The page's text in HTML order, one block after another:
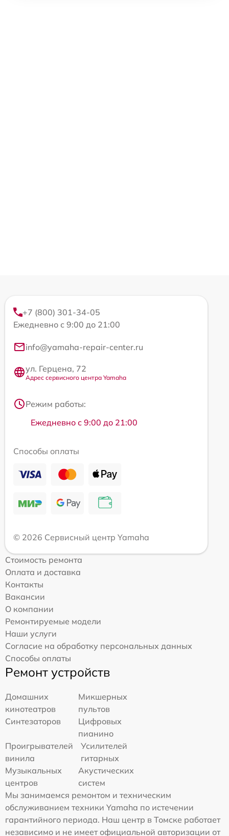
+7 (800) 301-34-05
Ежедневно с 9:00 до 21:00
info@yamaha-repair-center.ru
ул. Герцена, 72
Адрес сервисного центра Yamaha
Режим работы:
Ежедневно с 9:00 до 21:00
Способы оплаты
© 2026 Сервисный центр Yamaha
Стоимость ремонта
Оплата и доставка
Контакты
Вакансии
О компании
Ремонтируемые модели
Наши услуги
Согласие на обработку персональных данных
Способы оплаты
Ремонт устройств
Домашних
кинотеатров
Микшерных
пультов
Синтезаторов
Цифровых
пианино
Проигрывателей
винила
Усилителей
гитарных
Музыкальных
центров
Акустических
систем
Мы занимаемся ремонтом и техническим
обслуживанием техники Yamaha по истечении
гарантийного периода. Наш центр в Томске работает
независимо и не имеет официальной авторизации от